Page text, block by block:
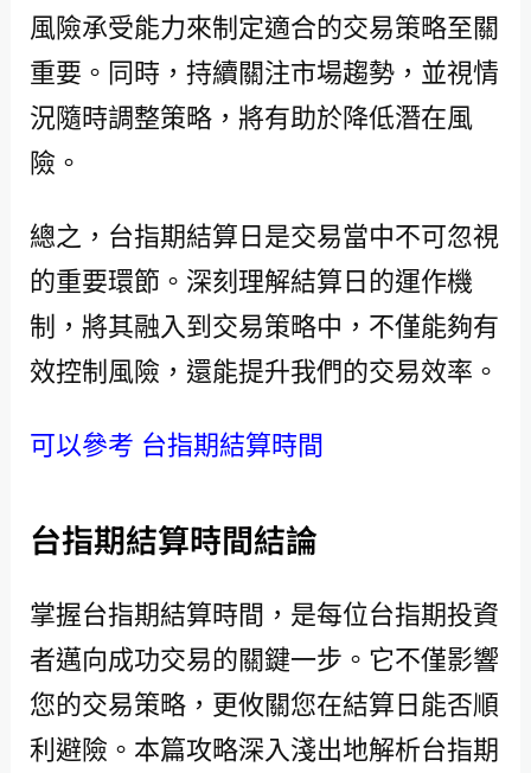
風險承受能力來制定適合的交易策略至關
重要。同時，持續關注市場趨勢，並視情
況隨時調整策略，將有助於降低潛在風
險。
總之，台指期結算日是交易當中不可忽視
的重要環節。深刻理解結算日的運作機
制，將其融入到交易策略中，不僅能夠有
效控制風險，還能提升我們的交易效率。
可以參考 台指期結算時間
台指期結算時間結論
掌握台指期結算時間，是每位台指期投資
者邁向成功交易的關鍵一步。它不僅影響
您的交易策略，更攸關您在結算日能否順
利避險。本篇攻略深入淺出地解析台指期